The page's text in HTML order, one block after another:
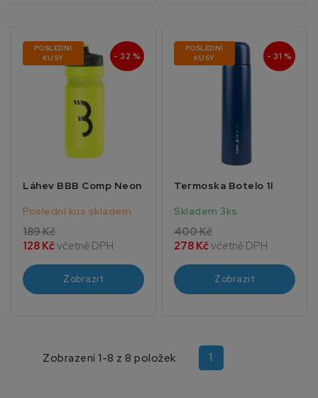
POSLEDNÍ
KUSY
- 32 %
Láhev BBB Comp Neon
Poslední kus skladem
189 Kč
128 Kčvčetně DPH
Zobrazit
POSLEDNÍ
KUSY
- 31 %
Termoska Botelo 1l
Skladem 3ks
400 Kč
278 Kčvčetně DPH
Zobrazit
Zobrazení 1-8 z 8 položek 1